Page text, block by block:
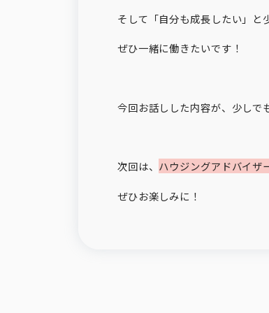
そして「自分も成長したい」と
ぜひ一緒に働きたいです！
今回お話しした内容が、少しで
次回は、 ハウジングアドバイザ
ぜひお楽しみに！